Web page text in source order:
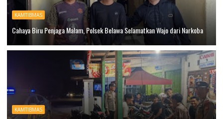
KAMTIBMAS
Cahaya Biru Penjaga Malam, Polsek Belawa Selamatkan Wajo dari Narkoba
KAMTIBMAS